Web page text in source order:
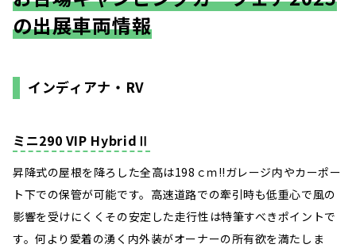
の出展車両情報
インディアナ・RV
ミニ290 VIP HybridⅡ
昇降式の屋根を降ろした全高は198ｃｍ!!ガレージ内やカーポー
ト下での保管が可能です。高速道路での牽引時も低重心で風の
影響を受けにくくその安定した走行性は特筆すべきポイントで
す。何より愛着の湧く内外装がオーナーの所有欲を満たしま